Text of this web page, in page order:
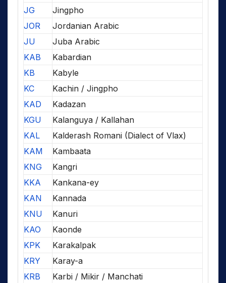
JG
Jingpho
JOR
Jordanian Arabic
JU
Juba Arabic
KAB
Kabardian
KB
Kabyle
KC
Kachin / Jingpho
KAD
Kadazan
KGU
Kalanguya / Kallahan
KAL
Kalderash Romani (Dialect of Vlax)
KAM
Kambaata
KNG
Kangri
KKA
Kankana-ey
KAN
Kannada
KNU
Kanuri
KAO
Kaonde
KPK
Karakalpak
KRY
Karay-a
KRB
Karbi / Mikir / Manchati